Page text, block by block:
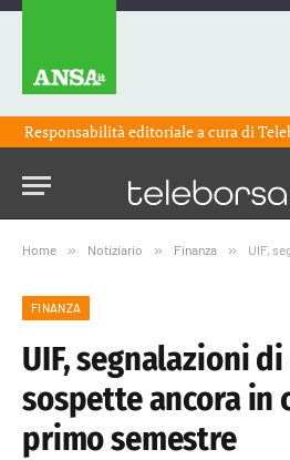
Responsabilità editoriale a cura di
Home » Notiziario » Finanza » UIF,
FINANZA
UIF, segnalazioni
sospette ancora in
primo semestre